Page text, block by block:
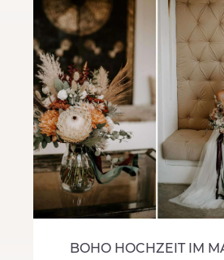
BOHO HOCHZEIT IM